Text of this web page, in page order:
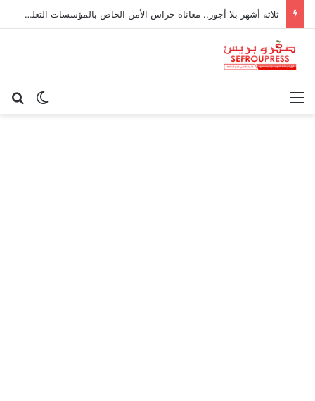
ثلاثة أشهر بلا أجور.. معاناة حراس الأمن الخاص بالمؤسسات التعليمية بأكادير تتفاقم
الوضع القائمة